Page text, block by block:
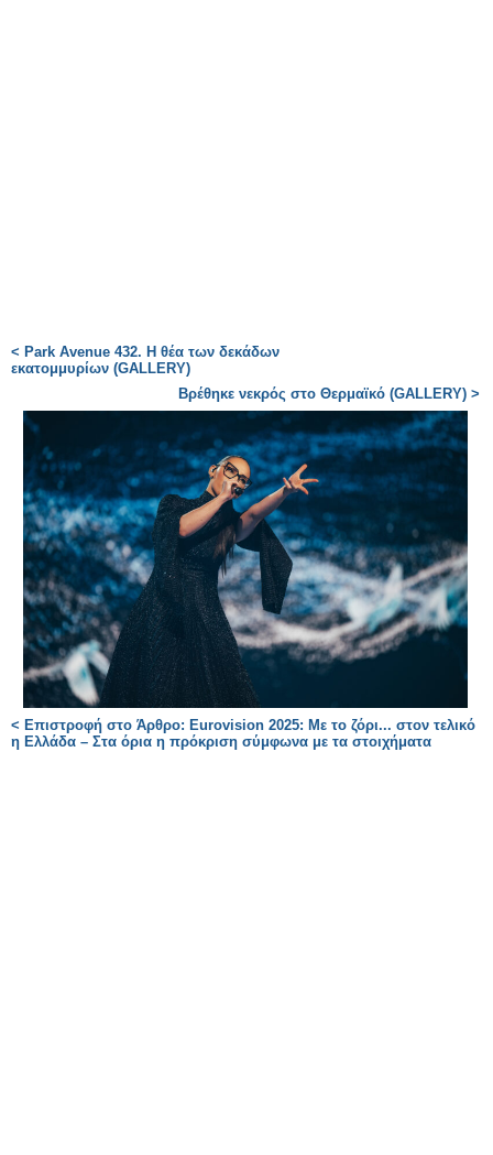
< Park Avenue 432. Η θέα των δεκάδων
εκατομμυρίων (GALLERY)
Βρέθηκε νεκρός στο Θερμαϊκό (GALLERY) >
< Επιστροφή στο Άρθρο: Eurovision 2025: Με το ζόρι... στον τελικό
η Ελλάδα – Στα όρια η πρόκριση σύμφωνα με τα στοιχήματα